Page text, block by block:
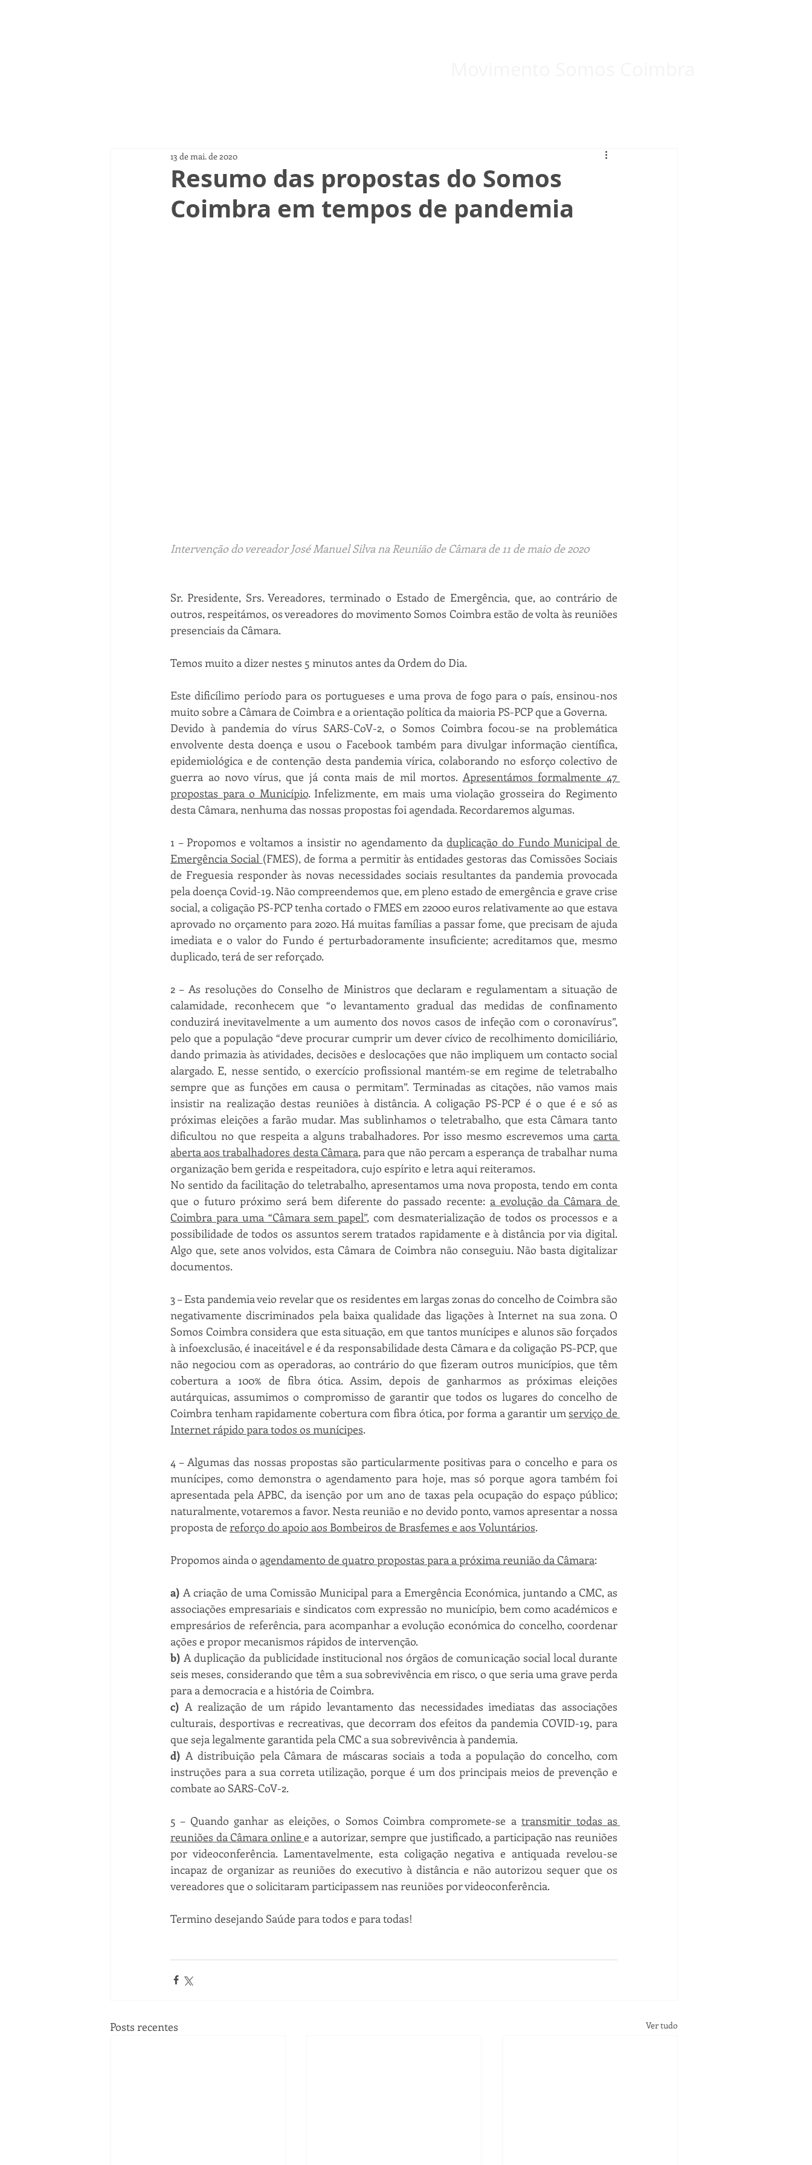
Resumo das propostas do Somos
Coimbra em tempos de pandemia
13 de mai. de 2020
Intervenção do vereador José Manuel Silva na Reunião de Câmara de 11 de maio de 2020
Sr. Presidente, Srs. Vereadores, terminado o Estado de Emergência, que, ao contrário de
outros, respeitámos, os vereadores do movimento Somos Coimbra estão de volta às reuniões
presenciais da Câmara.
Temos muito a dizer nestes 5 minutos antes da Ordem do Dia.
Este dificílimo período para os portugueses e uma prova de fogo para o país, ensinou-nos
muito sobre a Câmara de Coimbra e a orientação política da maioria PS-PCP que a Governa.
Devido à pandemia do vírus SARS-CoV-2, o Somos Coimbra focou-se na problemática
envolvente desta doença e usou o Facebook também para divulgar informação científica,
epidemiológica e de contenção desta pandemia vírica, colaborando no esforço colectivo de
guerra ao novo vírus, que já conta mais de mil mortos. Apresentámos formalmente 47
propostas para o Município. Infelizmente, em mais uma violação grosseira do Regimento
desta Câmara, nenhuma das nossas propostas foi agendada. Recordaremos algumas.
1 – Propomos e voltamos a insistir no agendamento da duplicação do Fundo Municipal de
Emergência Social (FMES), de forma a permitir às entidades gestoras das Comissões Sociais
de Freguesia responder às novas necessidades sociais resultantes da pandemia provocada
pela doença Covid-19. Não compreendemos que, em pleno estado de emergência e grave crise
social, a coligação PS-PCP tenha cortado o FMES em 22000 euros relativamente ao que estava
aprovado no orçamento para 2020. Há muitas famílias a passar fome, que precisam de ajuda
imediata e o valor do Fundo é perturbadoramente insuficiente; acreditamos que, mesmo
duplicado, terá de ser reforçado.
2 – As resoluções do Conselho de Ministros que declaram e regulamentam a situação de
calamidade, reconhecem que “o levantamento gradual das medidas de confinamento
conduzirá inevitavelmente a um aumento dos novos casos de infeção com o coronavírus”,
pelo que a população “deve procurar cumprir um dever cívico de recolhimento domiciliário,
dando primazia às atividades, decisões e deslocações que não impliquem um contacto social
alargado. E, nesse sentido, o exercício profissional mantém-se em regime de teletrabalho
sempre que as funções em causa o permitam”. Terminadas as citações, não vamos mais
insistir na realização destas reuniões à distância. A coligação PS-PCP é o que é e só as
próximas eleições a farão mudar. Mas sublinhamos o teletrabalho, que esta Câmara tanto
dificultou no que respeita a alguns trabalhadores. Por isso mesmo escrevemos uma carta
aberta aos trabalhadores desta Câmara, para que não percam a esperança de trabalhar numa
organização bem gerida e respeitadora, cujo espírito e letra aqui reiteramos.
No sentido da facilitação do teletrabalho, apresentamos uma nova proposta, tendo em conta
que o futuro próximo será bem diferente do passado recente: a evolução da Câmara de
Coimbra para uma “Câmara sem papel”, com desmaterialização de todos os processos e a
possibilidade de todos os assuntos serem tratados rapidamente e à distância por via digital.
Algo que, sete anos volvidos, esta Câmara de Coimbra não conseguiu. Não basta digitalizar
documentos.
3 – Esta pandemia veio revelar que os residentes em largas zonas do concelho de Coimbra são
negativamente discriminados pela baixa qualidade das ligações à Internet na sua zona. O
Somos Coimbra considera que esta situação, em que tantos munícipes e alunos são forçados
à infoexclusão, é inaceitável e é da responsabilidade desta Câmara e da coligação PS-PCP, que
não negociou com as operadoras, ao contrário do que fizeram outros municípios, que têm
cobertura a 100% de fibra ótica. Assim, depois de ganharmos as próximas eleições
autárquicas, assumimos o compromisso de garantir que todos os lugares do concelho de
Coimbra tenham rapidamente cobertura com fibra ótica, por forma a garantir um serviço de
Internet rápido para todos os munícipes.
4 – Algumas das nossas propostas são particularmente positivas para o concelho e para os
munícipes, como demonstra o agendamento para hoje, mas só porque agora também foi
apresentada pela APBC, da isenção por um ano de taxas pela ocupação do espaço público;
naturalmente, votaremos a favor. Nesta reunião e no devido ponto, vamos apresentar a nossa
proposta de reforço do apoio aos Bombeiros de Brasfemes e aos Voluntários.
Propomos ainda o agendamento de quatro propostas para a próxima reunião da Câmara:
a) A criação de uma Comissão Municipal para a Emergência Económica, juntando a CMC, as
associações empresariais e sindicatos com expressão no município, bem como académicos e
empresários de referência, para acompanhar a evolução económica do concelho, coordenar
ações e propor mecanismos rápidos de intervenção.
b) A duplicação da publicidade institucional nos órgãos de comunicação social local durante
seis meses, considerando que têm a sua sobrevivência em risco, o que seria uma grave perda
para a democracia e a história de Coimbra.
c) A realização de um rápido levantamento das necessidades imediatas das associações
culturais, desportivas e recreativas, que decorram dos efeitos da pandemia COVID-19, para
que seja legalmente garantida pela CMC a sua sobrevivência à pandemia.
d) A distribuição pela Câmara de máscaras sociais a toda a população do concelho, com
instruções para a sua correta utilização, porque é um dos principais meios de prevenção e
combate ao SARS-CoV-2.
5 – Quando ganhar as eleições, o Somos Coimbra compromete-se a transmitir todas as
reuniões da Câmara online e a autorizar, sempre que justificado, a participação nas reuniões
por videoconferência. Lamentavelmente, esta coligação negativa e antiquada revelou-se
incapaz de organizar as reuniões do executivo à distância e não autorizou sequer que os
vereadores que o solicitaram participassem nas reuniões por videoconferência.
Termino desejando Saúde para todos e para todas!
Posts recentes Ver tudo